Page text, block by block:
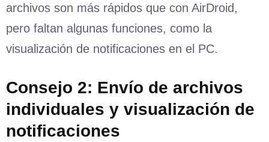
archivos son más rápidos que con AirDroid,
pero faltan algunas funciones, como la
visualización de notificaciones en el PC.
Consejo 2: Envío de archivos
individuales y visualización de
notificaciones